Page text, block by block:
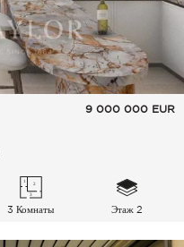
9 000 000 EUR
3 Комнаты Этаж 2